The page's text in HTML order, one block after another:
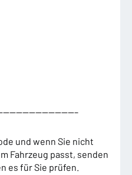
und wenn Sie nicht
Fahrzeug passt, senden
es für Sie prüfen.